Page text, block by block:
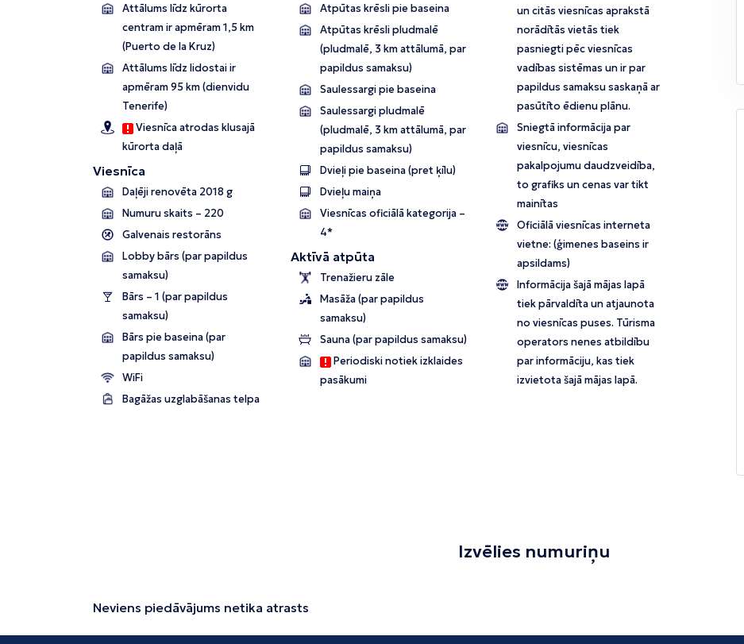
Attālums līdz kūrorta
centram ir apmēram 1,5 km
(Puerto de la Kruz)
Attālums līdz lidostai ir
apmēram 95 km (dienvidu
Tenerife)
Viesnīca atrodas klusajā
kūrorta daļā
Viesnīca
Daļēji renovēta 2018 g
Numuru skaits – 220
Galvenais restorāns
Lobby bārs (par papildus
samaksu)
Bārs – 1 (par papildus
samaksu)
Bārs pie baseina (par
papildus samaksu)
WiFi
Bagāžas uzglabāšanas telpa
Atpūtas krēsli pie baseina
Atpūtas krēsli pludmalē
(pludmalē, 3 km attālumā, par
papildus samaksu)
Saulessargi pie baseina
Saulessargi pludmalē
(pludmalē, 3 km attālumā, par
papildus samaksu)
Dvieļi pie baseina (pret ķīlu)
Dvieļu maiņa
Viesnīcas oficiālā kategorija –
4*
Aktīvā atpūta
Trenažieru zāle
Masāža (par papildus
samaksu)
Sauna (par papildus samaksu)
Periodiski notiek izklaides
pasākumi
un citās viesnīcas aprakstā
norādītās vietās tiek
pasniegti pēc viesnīcas
vadības sistēmas un ir par
papildus samaksu saskaņā ar
pasūtīto ēdienu plānu.
Sniegtā informācija par
viesnīcu, viesnīcas
pakalpojumu daudzveidība,
to grafiks un cenas var tikt
mainītas
Oficiālā viesnīcas interneta
vietne:(ģimenes baseins ir
apsildams)
Informācija šajā mājas lapā
tiek pārvaldīta un atjaunota
no viesnīcas puses. Tūrisma
operators nenes atbildību
par informāciju, kas tiek
izvietota šajā mājas lapā.
Izvēlies numuriņu
Neviens piedāvājums netika atrasts